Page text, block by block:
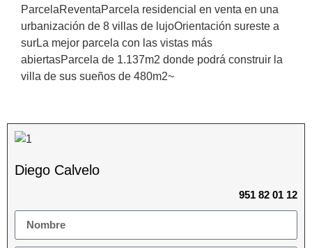
ParcelaReventaParcela residencial en venta en una
urbanización de 8 villas de lujoOrientación sureste a
surLa mejor parcela con las vistas más
abiertasParcela de 1.137m2 donde podrá construir la
villa de sus sueños de 480m2~
Diego Calvelo
951 82 01 12